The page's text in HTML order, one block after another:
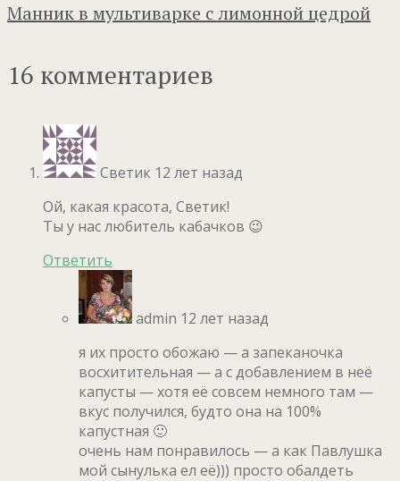
Манник в мультиварке с лимонной цедрой
16 комментариев
Светик 12 лет назад
Ой, какая красота, Светик!
Ты у нас любитель кабачков 😉
Ответить
admin 12 лет назад
я их просто обожаю — а запеканочка
восхитительная — а с добавлением в неё
капусты — хотя её совсем немного там —
вкус получился, будто она на 100%
капустная 🙂
очень нам понравилось — а как Павлушка
мой сынулька ел её))) просто обалдеть